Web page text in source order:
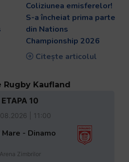
Coliziunea emisferelor!
S-a încheiat prima parte
din Nations
Championship 2026
Citește articolul
Rugby Kaufland
ETAPA 10
| 11:00
Mare - Dinamo
Arena Zimbrilor